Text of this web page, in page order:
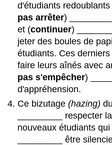
d'étudiants
pas arrêter)
et (continuer)
jeter des boules de
étudiants. Ces derniers
faire leurs aînés avec
pas s'empêcher)
d'appréhension.
Ce bizutage(hazing)
_________ respecter
nouveaux étudiants qui
_________ être